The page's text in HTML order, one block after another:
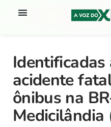
acidente
ônibus na
Medicilândia